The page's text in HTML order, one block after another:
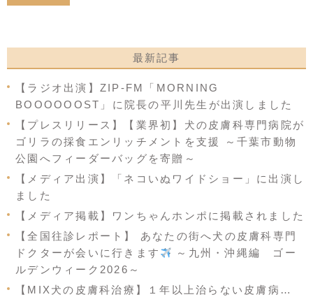
最新記事
【ラジオ出演】ZIP-FM「MORNING
BOOOOOOST」に院長の平川先生が出演しました
【プレスリリース】【業界初】犬の皮膚科専門病院が
ゴリラの採食エンリッチメントを支援 ～千葉市動物
公園へフィーダーバッグを寄贈～
【メディア出演】「ネコいぬワイドショー」に出演し
ました
【メディア掲載】ワンちゃんホンポに掲載されました
【全国往診レポート】 あなたの街へ犬の皮膚科専門
ドクターが会いに行きます
～九州・沖縄編 ゴー
ルデンウィーク2026～
【MIX犬の皮膚科治療】１年以上治らない皮膚病…